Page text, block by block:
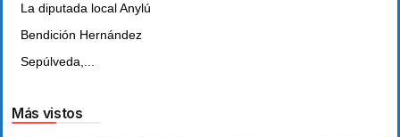
La diputada local Anylú
Bendición Hernández
Sepúlveda,...
Más vistos